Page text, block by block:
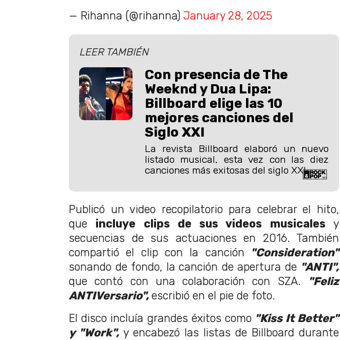
— Rihanna (@rihanna) January 28, 2025
LEER TAMBIÉN
Con presencia de The
Weeknd y Dua Lipa:
Billboard elige las 10
mejores canciones del
Siglo XXI
La revista Billboard elaboró un nuevo
listado musical, esta vez con las diez
canciones más exitosas del siglo XXI.
Publicó un video recopilatorio para celebrar el hito,
que incluye clips de sus videos musicales y
secuencias de sus actuaciones en 2016. También
compartió el clip con la canción "Consideration"
sonando de fondo, la canción de apertura de "ANTI",
que contó con una colaboración con SZA.
"Feliz
ANTIVersario", escribió en el pie de foto.
El disco incluía grandes éxitos como "Kiss It Better"
y "Work", y encabezó las listas de Billboard durante